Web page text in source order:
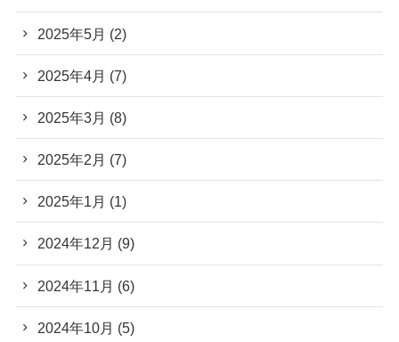
2025年5月 (2)
2025年4月 (7)
2025年3月 (8)
2025年2月 (7)
2025年1月 (1)
2024年12月 (9)
2024年11月 (6)
2024年10月 (5)